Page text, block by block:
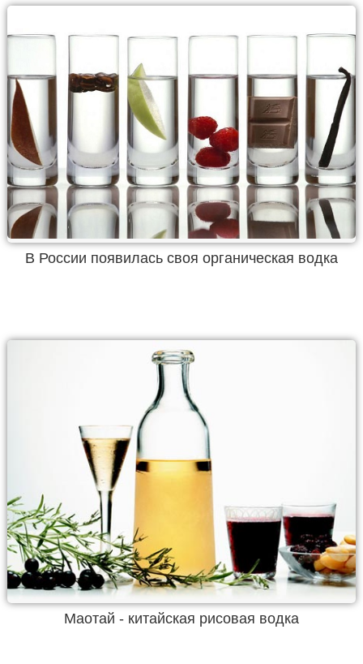
В России появилась своя органическая водка
Маотай - китайская рисовая водка